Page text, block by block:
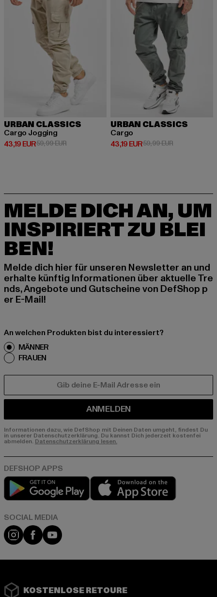
URBAN CLASSICS
Cargo Jogging
43,19 EUR
Derzeitiger Preis: 43,19 EUR
59,99 EURAktionspreis: 59,99 EUR
URBAN CLASSICS
Cargo
43,19 EUR
Derzeitiger Preis: 43,19 EUR
59,99 EURAktionspreis:
MELDE DICH AN, UM
INSPIRIERT ZU BLEI
BEN!
Melde dich hier für unseren Newsletter an und
erhalte künftig Informationen über aktuelle Tre
nds, Angebote und Gutscheine von DefShop p
er E-Mail!
An welchen Produkten bist du interessiert?
MÄNNER
FRAUEN
ANMELDEN
Informationen dazu, wie DefShop mit Deinen Daten umgeht, findest Du
in unserer Datenschutzerklärung. Du kannst Dich jederzeit kostenfei
abmelden. Datenschutzerklärung lesen.
Play market
Instagram
FacebookYouTube
KOSTENLOSE RETOURE